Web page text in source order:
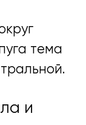
тема
и